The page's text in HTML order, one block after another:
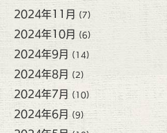
2024年11月 (7)
2024年10月 (6)
2024年9月 (14)
2024年8月 (2)
2024年7月 (10)
2024年6月 (9)